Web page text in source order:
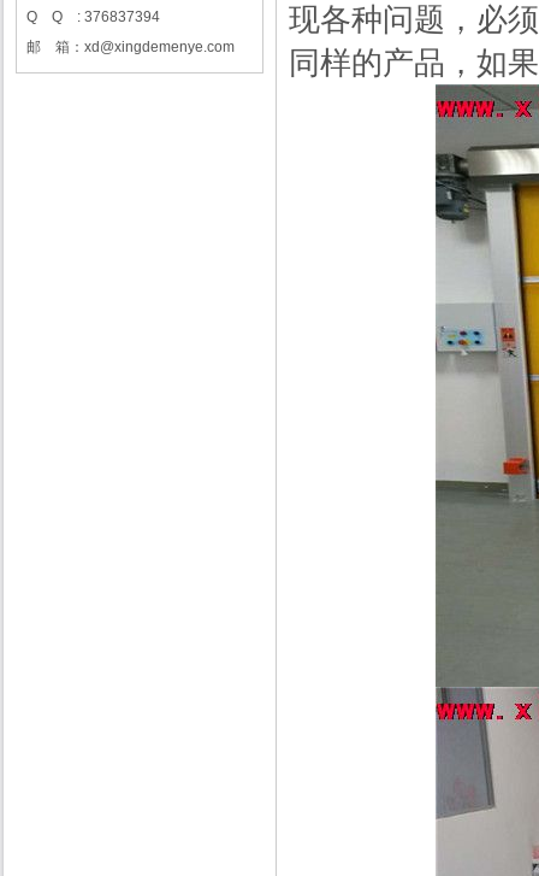
Q Q : 376837394
邮 箱：xd@xingdemenye.com
现各种问题，必
同样的产品，如